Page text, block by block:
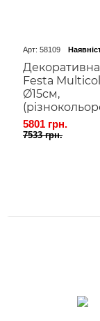
Арт: 58109
Festa
Ø15cм,
5801 грн.
7533 грн.